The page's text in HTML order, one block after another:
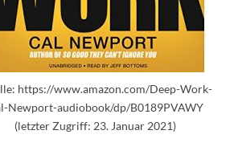
https://www.amazon.com/Deep-Work-
Newport-audiobook/dp/B0189PVAWY
(letzter Zugriff: 23. Januar 2021)